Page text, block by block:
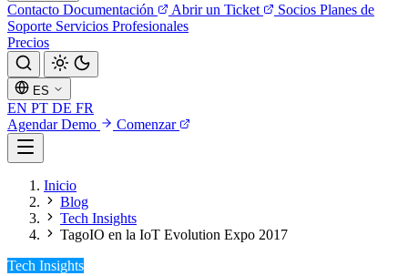
Contacto Documentación Abrir un Ticket Socios Planes de
Soporte Servicios Profesionales
Precios
ES
EN PT DE FR
Agendar Demo
Comenzar
Inicio
Blog
Tech Insights
TagoIO en la IoT Evolution Expo 2017
Tech Insights